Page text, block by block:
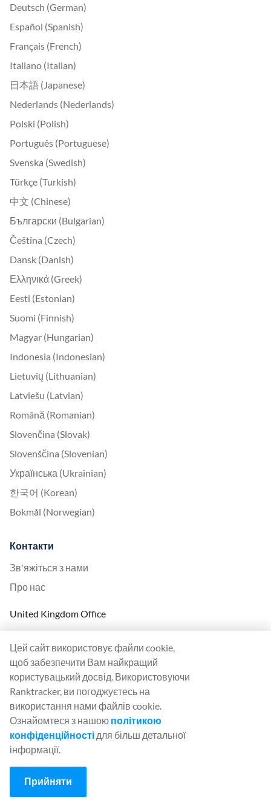
Deutsch (German)
Español (Spanish)
Français (French)
Italiano (Italian)
日本語 (Japanese)
Nederlands (Nederlands)
Polski (Polish)
Português (Portuguese)
Svenska (Swedish)
Türkçe (Turkish)
中文 (Chinese)
Български (Bulgarian)
Čeština (Czech)
Dansk (Danish)
Ελληνικά (Greek)
Eesti (Estonian)
Suomi (Finnish)
Magyar (Hungarian)
Indonesia (Indonesian)
Lietuvių (Lithuanian)
Latviešu (Latvian)
Română (Romanian)
Slovenčina (Slovak)
Slovenščina (Slovenian)
Українська (Ukrainian)
한국어 (Korean)
Bokmål (Norwegian)
Контакти
Зв'яжіться з нами
Про нас
United Kingdom Office
144A Clerkenwell Rd
London, EC1R 5DF
Company No: 08820809
felix@ranktracker.com
2015 -
Цей сайт використовує файли cookie,
щоб забезпечити Вам найкращий
користувацький досвід. Використовуючи
Ranktracker, ви погоджуєтесь на
використання нами файлів cookie.
Ознайомтеся з нашою політикою
конфіденційності для більш детальної
інформації.
Прийняти